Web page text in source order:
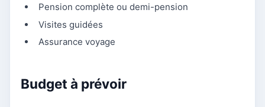
Pension complète ou demi-pension
Visites guidées
Assurance voyage
Budget à prévoir